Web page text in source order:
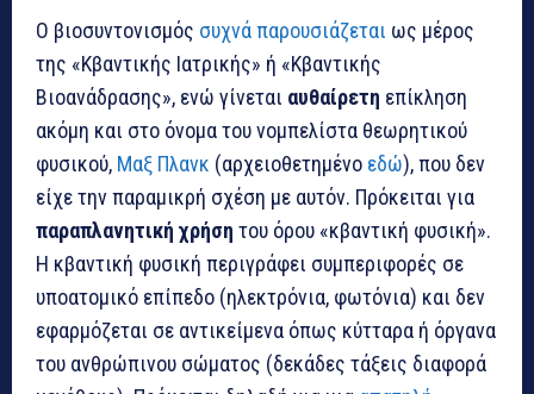
Ο βιοσυντονισμός συχνά παρουσιάζεται ως μέρος
της «Κβαντικής Ιατρικής» ή «Κβαντικής
Βιοανάδρασης», ενώ γίνεται αυθαίρετη επίκληση
ακόμη και στο όνομα του νομπελίστα θεωρητικού
φυσικού, Μαξ Πλανκ (αρχειοθετημένο εδώ), που δεν
είχε την παραμικρή σχέση με αυτόν. Πρόκειται για
παραπλανητική χρήση του όρου «κβαντική φυσική».
Η κβαντική φυσική περιγράφει συμπεριφορές σε
υποατομικό επίπεδο (ηλεκτρόνια, φωτόνια) και δεν
εφαρμόζεται σε αντικείμενα όπως κύτταρα ή όργανα
του ανθρώπινου σώματος (δεκάδες τάξεις διαφορά